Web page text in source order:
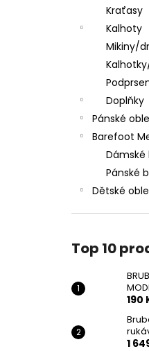
Kraťasy
Kalhoty
Mikiny/
Doplňky
Pánské
Barefoot
Pánské
Dětské
Top 10
190
1
BRUBECK
SC3002U
190 Kč
Původně: 209